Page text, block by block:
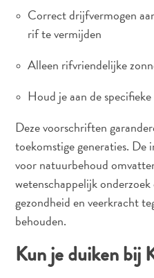
Correct drijfvermogen
rif te vermijden
Alleen rifvriendelijke
Houd je aan de
Deze voorschriften
toekomstige generaties. De
voor natuurbehoud
wetenschappelijk
gezondheid en veerkracht
behouden.
Kun je duiken bij